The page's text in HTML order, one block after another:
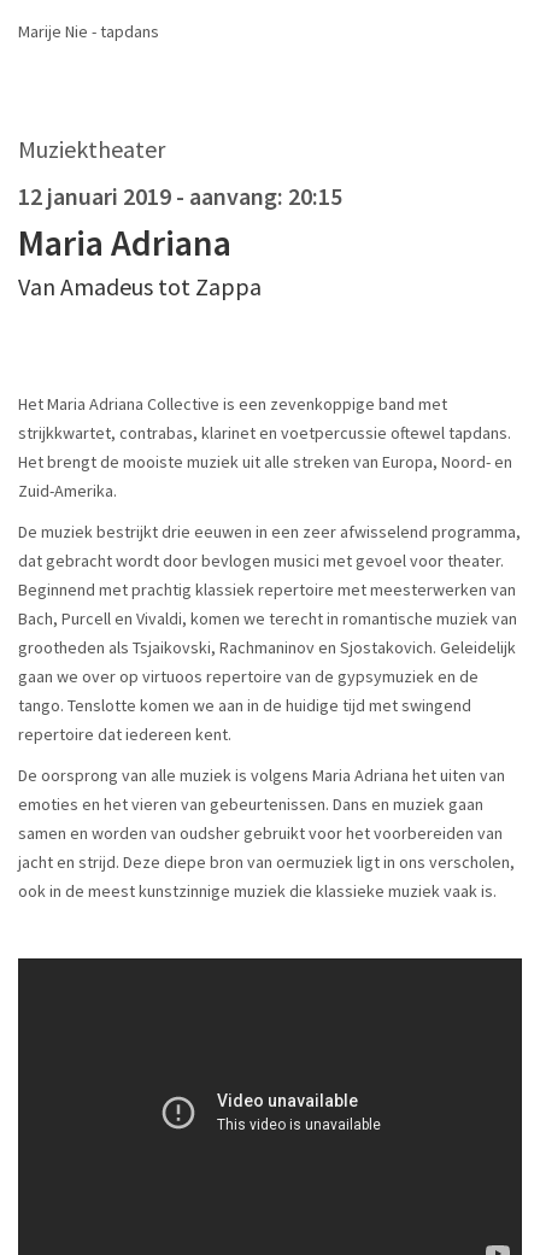
Marije Nie - tapdans
Muziektheater
12 januari 2019 - aanvang: 20:15
Maria Adriana
Van Amadeus tot Zappa
Het Maria Adriana Collective is een zevenkoppige band met
strijkkwartet, contrabas, klarinet en voetpercussie oftewel tapdans.
Het brengt de mooiste muziek uit alle streken van Europa, Noord- en
Zuid-Amerika.
De muziek bestrijkt drie eeuwen in een zeer afwisselend programma,
dat gebracht wordt door bevlogen musici met gevoel voor theater.
Beginnend met prachtig klassiek repertoire met meesterwerken van
Bach, Purcell en Vivaldi, komen we terecht in romantische muziek van
grootheden als Tsjaikovski, Rachmaninov en Sjostakovich. Geleidelijk
gaan we over op virtuoos repertoire van de gypsymuziek en de
tango. Tenslotte komen we aan in de huidige tijd met swingend
repertoire dat iedereen kent.
De oorsprong van alle muziek is volgens Maria Adriana het uiten van
emoties en het vieren van gebeurtenissen. Dans en muziek gaan
samen en worden van oudsher gebruikt voor het voorbereiden van
jacht en strijd. Deze diepe bron van oermuziek ligt in ons verscholen,
ook in de meest kunstzinnige muziek die klassieke muziek vaak is.